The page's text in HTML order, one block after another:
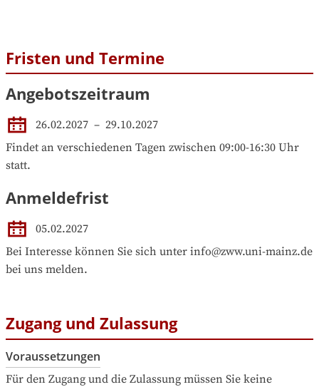
Fristen und Termine
Angebotszeitraum
26.02.2027 – 29.10.2027
Findet an verschiedenen Tagen zwischen 09:00-16:30 Uhr
statt.
Anmeldefrist
05.02.2027
Bei Interesse können Sie sich unter info@zww.uni-mainz.de
bei uns melden.
Zugang und Zulassung
Voraussetzungen
Für den Zugang und die Zulassung müssen Sie keine